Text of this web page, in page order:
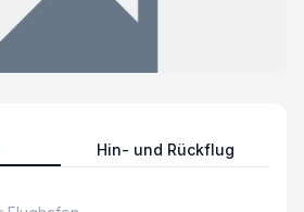
Hin- und Rückflug